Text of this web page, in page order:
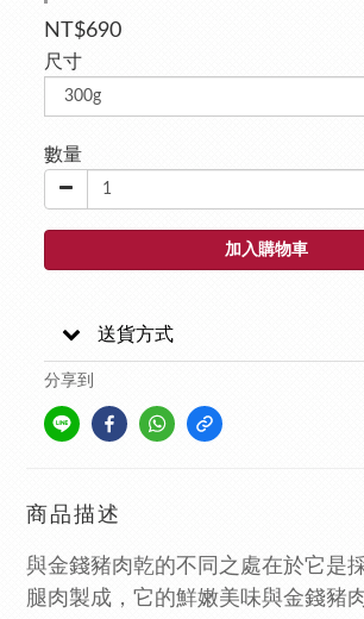
NT$690
尺寸
數量
加入購物車
送貨方式
分享到
商品描述
與金錢豬肉乾的不同之處在於它是
腿肉製成，它的鮮嫩美味與金錢豬